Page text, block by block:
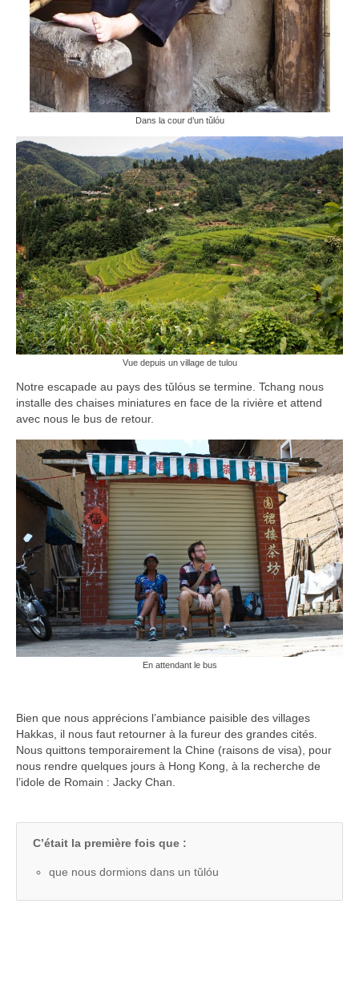
Dans la cour d’un tǔlóu
Vue depuis un village de tulou
Notre escapade au pays des tǔlóus se termine. Tchang nous
installe des chaises miniatures en face de la rivière et attend
avec nous le bus de retour.
En attendant le bus
Bien que nous apprécions l’ambiance paisible des villages
Hakkas, il nous faut retourner à la fureur des grandes cités.
Nous quittons temporairement la Chine (raisons de visa), pour
nous rendre quelques jours à Hong Kong, à la recherche de
l’idole de Romain : Jacky Chan.
C’était la première fois que :
que nous dormions dans un tǔlóu